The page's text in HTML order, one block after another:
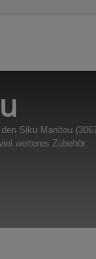
Siku Manitou
weiteres Zubehör.